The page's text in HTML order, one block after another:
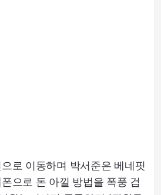
로 이동하며 박서준은 베네핏
으로 돈 아낄 방법을 폭풍 검